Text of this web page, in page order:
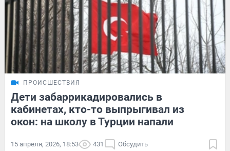
ПРОИСШЕСТВИЯ
Дети забаррикадировались в
кабинетах, кто-то выпрыгивал из
окон: на школу в Турции напали
15 апреля, 2026, 18:53 431 Обсудить